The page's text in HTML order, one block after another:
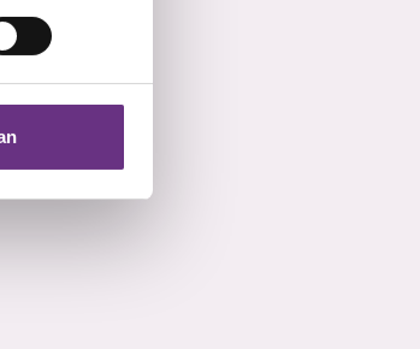
social
aan ze heeft